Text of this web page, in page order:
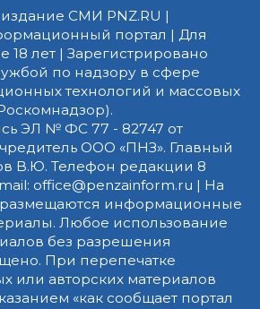
СМИ PNZ.RU |
портал | Для
18 лет | Зарегистрировано
по надзору в сфере
технологий и массовых
ЭЛ № ФС 77 - 82747 от
ООО «ПНЗ». Главный
В.Ю. Телефон редакции 8
office@penzainform.ru | На
размещаются информационные
Любое использование
без разрешения
При перепечатке
или авторских материалов
«как сообщает портал